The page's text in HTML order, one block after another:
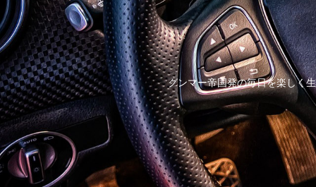
グンマー帝国発の毎日を楽しく